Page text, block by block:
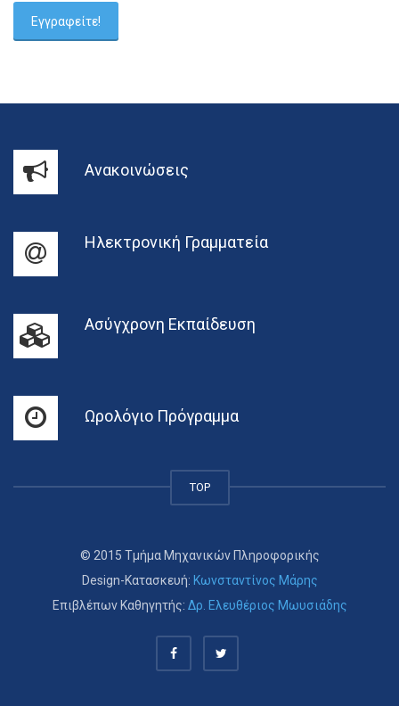
Ανακοινώσεις
Ηλεκτρονική Γραμματεία
Ασύγχρονη Εκπαίδευση
Ωρολόγιο Πρόγραμμα
TOP
© 2015 Τμήμα Μηχανικών Πληροφορικής
Design-Κατασκευή: Κωνσταντίνος Μάρης
Επιβλέπων Καθηγητής: Δρ. Ελευθέριος Μωυσιάδης